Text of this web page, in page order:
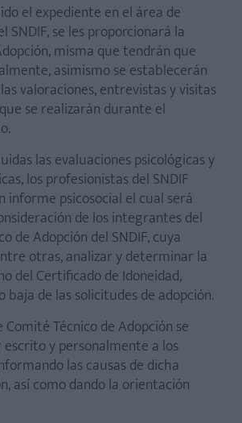
el expediente en el área de
SNDIF, se les proporcionará la
misma que tendrán que
asimismo se establecerán
valoraciones, entrevistas y visitas
se realizarán durante el
las evaluaciones psicológicas y
los profesionistas del SNDIF
informe psicosocial el cual será
de los integrantes del
de Adopción del SNDIF, cuya
otras, analizar y determinar la
del Certificado de Idoneidad,
baja de las solicitudes de adopción.
Comité Técnico de Adopción se
y personalmente a los
las causas de dicha
así como dando la orientación